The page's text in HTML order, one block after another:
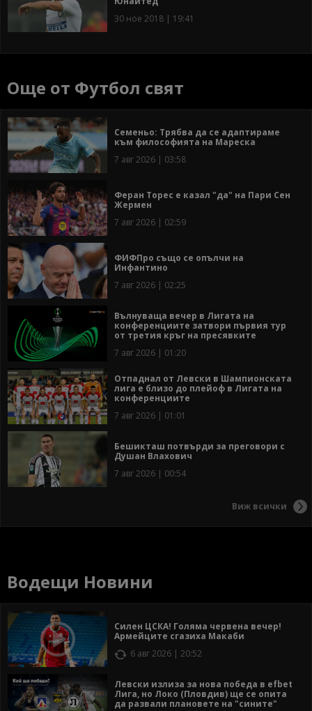
30 ное 2018 | 19:41
Още от Футбол свят
Семеньо: Трябва да се адаптираме
към философията на Мареска
7 авг 2026 | 03:58
Феран Торес е казал "да" на Пари Сен
Жермен
7 авг 2026 | 02:59
ФИФПро също се опълчи на
Инфантино
7 авг 2026 | 02:25
Вълнуваща вечер в Лигата на
конференциите затвори първия тур
от третия кръг на пресявките
7 авг 2026 | 01:20
Отпаднал от Левски в Шампионската
лига е близо до плейоф в Лигата на
конференциите
7 авг 2026 | 01:01
Бешикташ потвърди за преговори с
Душан Влахович
7 авг 2026 | 00:54
Виж всички
Водещи Новини
Силен ЦСКА! Голяма червена вечер!
Армейците сгазиха Макаби
6 авг 2026 | 20:52
Левски излиза за нова победа в efbet
Лига, но Локо (Пловдив) ще се опита
да развали плановете на "сините"